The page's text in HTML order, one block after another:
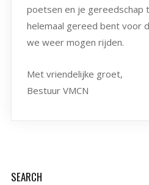
poetsen en je gereedschap
helemaal gereed bent voor
we weer mogen rijden.
Met vriendelijke groet,
Bestuur VMCN
SEARCH